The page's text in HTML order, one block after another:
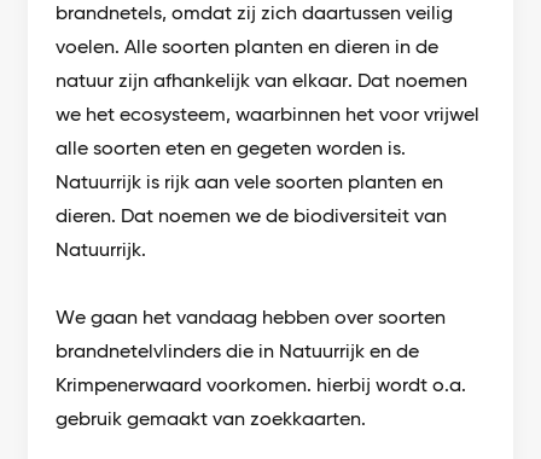
brandnetels, omdat zij zich daartussen veilig
voelen. Alle soorten planten en dieren in de
natuur zijn afhankelijk van elkaar. Dat noemen
we het ecosysteem, waarbinnen het voor vrijwel
alle soorten eten en gegeten worden is.
Natuurrijk is rijk aan vele soorten planten en
dieren. Dat noemen we de biodiversiteit van
Natuurrijk.
We gaan het vandaag hebben over soorten
brandnetelvlinders die in Natuurrijk en de
Krimpenerwaard voorkomen. hierbij wordt o.a.
gebruik gemaakt van zoekkaarten.